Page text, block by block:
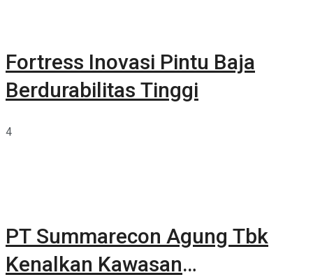
Fortress Inovasi Pintu Baja
Berdurabilitas Tinggi
4
PT Summarecon Agung Tbk
Kenalkan Kawasan